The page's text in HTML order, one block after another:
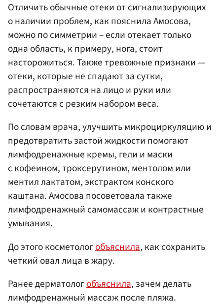
Отличить обычные отеки от сигнализирующих
о наличии проблем, как пояснила Амосова,
можно по симметрии – если отекает только
одна область, к примеру, нога, стоит
насторожиться. Также тревожные признаки —
отеки, которые не спадают за сутки,
распространяются на лицо и руки или
сочетаются с резким набором веса.
По словам врача, улучшить микроциркуляцию и
предотвратить застой жидкости помогают
лимфодренажные кремы, гели и маски
с кофеином, троксерутином, ментолом или
ментил лактатом, экстрактом конского
каштана. Амосова посоветовала также
лимфодренажный самомассаж и контрастные
умывания.
До этого косметологобъяснила, как сохранить
четкий овал лица в жару.
Ранее дерматологобъяснила, зачем делать
лимфодренажный массаж после пляжа.